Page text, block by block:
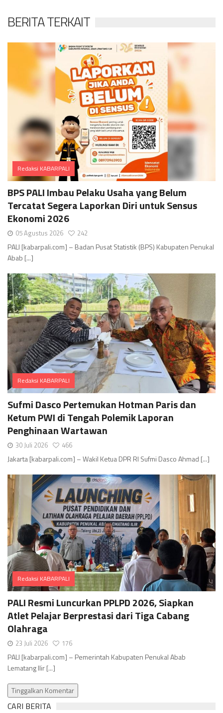
BERITA TERKAIT
Redaksi KABARPALI
Comments
BPS PALI Imbau Pelaku Usaha yang Belum
Tercatat Segera Laporkan Diri untuk Sensus
Ekonomi 2026
05 Agustus 2026 242
PALI [kabarpali.com] – Badan Pusat Statistik (BPS) Kabupaten Penukal
Abab [...]
Redaksi KABARPALI
Comments
Sufmi Dasco Pertemukan Hotman Paris dan
Ketum PWI di Tengah Polemik Laporan
Penghinaan Wartawan
30 Juli 2026 466
Jakarta [kabarpali.com] – Wakil Ketua DPR RI Sufmi Dasco Ahmad [...]
Redaksi KABARPALI
Comments
PALI Resmi Luncurkan PPLPD 2026, Siapkan
Atlet Pelajar Berprestasi dari Tiga Cabang
Olahraga
23 Juli 2026 176
PALI [kabarpali.com] – Pemerintah Kabupaten Penukal Abab
Lematang Ilir [...]
Tinggalkan Komentar
CARI BERITA